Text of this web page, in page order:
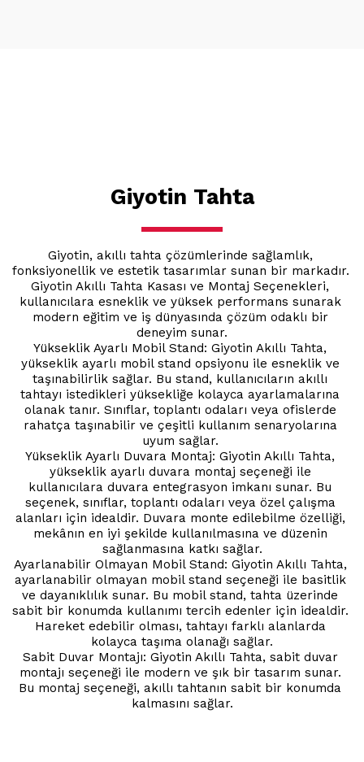
Giyotin Tahta
Giyotin, akıllı tahta çözümlerinde sağlamlık,
fonksiyonellik ve estetik tasarımlar sunan bir markadır.
Giyotin Akıllı Tahta Kasası ve Montaj Seçenekleri,
kullanıcılara esneklik ve yüksek performans sunarak
modern eğitim ve iş dünyasında çözüm odaklı bir
deneyim sunar.
Yükseklik Ayarlı Mobil Stand: Giyotin Akıllı Tahta,
yükseklik ayarlı mobil stand opsiyonu ile esneklik ve
taşınabilirlik sağlar. Bu stand, kullanıcıların akıllı
tahtayı istedikleri yüksekliğe kolayca ayarlamalarına
olanak tanır. Sınıflar, toplantı odaları veya ofislerde
rahatça taşınabilir ve çeşitli kullanım senaryolarına
uyum sağlar.
Yükseklik Ayarlı Duvara Montaj: Giyotin Akıllı Tahta,
yükseklik ayarlı duvara montaj seçeneği ile
kullanıcılara duvara entegrasyon imkanı sunar. Bu
seçenek, sınıflar, toplantı odaları veya özel çalışma
alanları için idealdir. Duvara monte edilebilme özelliği,
mekânın en iyi şekilde kullanılmasına ve düzenin
sağlanmasına katkı sağlar.
Ayarlanabilir Olmayan Mobil Stand: Giyotin Akıllı Tahta,
ayarlanabilir olmayan mobil stand seçeneği ile basitlik
ve dayanıklılık sunar. Bu mobil stand, tahta üzerinde
sabit bir konumda kullanımı tercih edenler için idealdir.
Hareket edebilir olması, tahtayı farklı alanlarda
kolayca taşıma olanağı sağlar.
Sabit Duvar Montajı: Giyotin Akıllı Tahta, sabit duvar
montajı seçeneği ile modern ve şık bir tasarım sunar.
Bu montaj seçeneği, akıllı tahtanın sabit bir konumda
kalmasını sağlar.